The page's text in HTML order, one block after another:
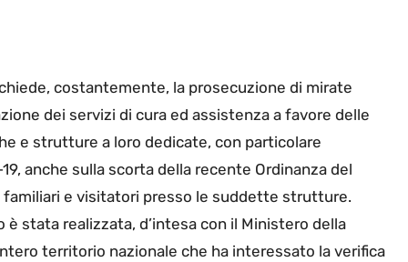
costantemente, la prosecuzione di mirate
dei servizi di cura ed assistenza a favore delle
e strutture a loro dedicate, con particolare
anche sulla scorta della recente Ordinanza del
familiari e visitatori presso le suddette strutture.
stata realizzata, d’intesa con il Ministero della
territorio nazionale che ha interessato la verifica